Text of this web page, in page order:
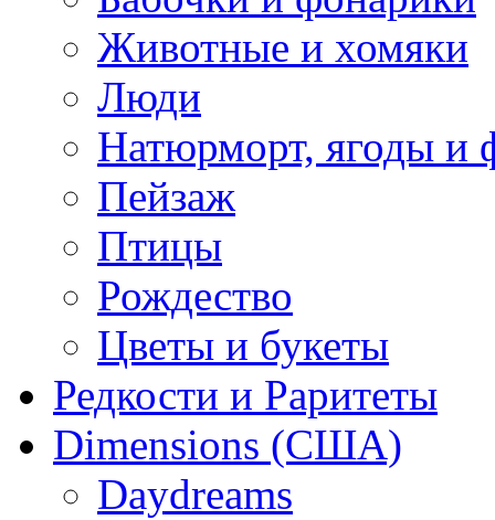
Животные и хомяки
Люди
Натюрморт, ягоды и
Пейзаж
Птицы
Рождество
Цветы и букеты
Редкости и Раритеты
Dimensions (США)
Daydreams